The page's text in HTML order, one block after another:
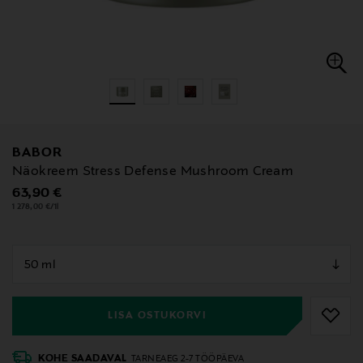
BABOR
Näokreem Stress Defense Mushroom Cream
Original Price
63,90 €
1 278,00 €/1l
LISA OSTUKORVI
KOHE SAADAVAL TARNEAEG 2-7 TÖÖPÄEVA